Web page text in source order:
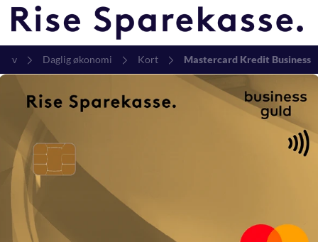
Daglig økonomi Kort Mastercard Kredit Business